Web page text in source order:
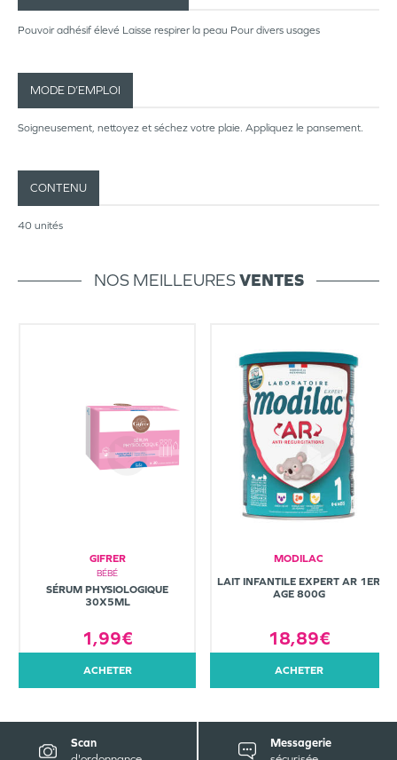
Pouvoir adhésif élevé Laisse respirer la peau Pour divers usages
MODE D’EMPLOI
Soigneusement, nettoyez et séchez votre plaie. Appliquez le pansement.
CONTENU
40 unités
NOS MEILLEURESVENTES
GIFRER
BÉBÉ
SÉRUM PHYSIOLOGIQUE
30X5ML
1,99€
ACHETER
MODILAC
LAIT INFANTILE EXPERT AR 1ER
AGE 800G
18,89€
ACHETER
Scan
Messagerie